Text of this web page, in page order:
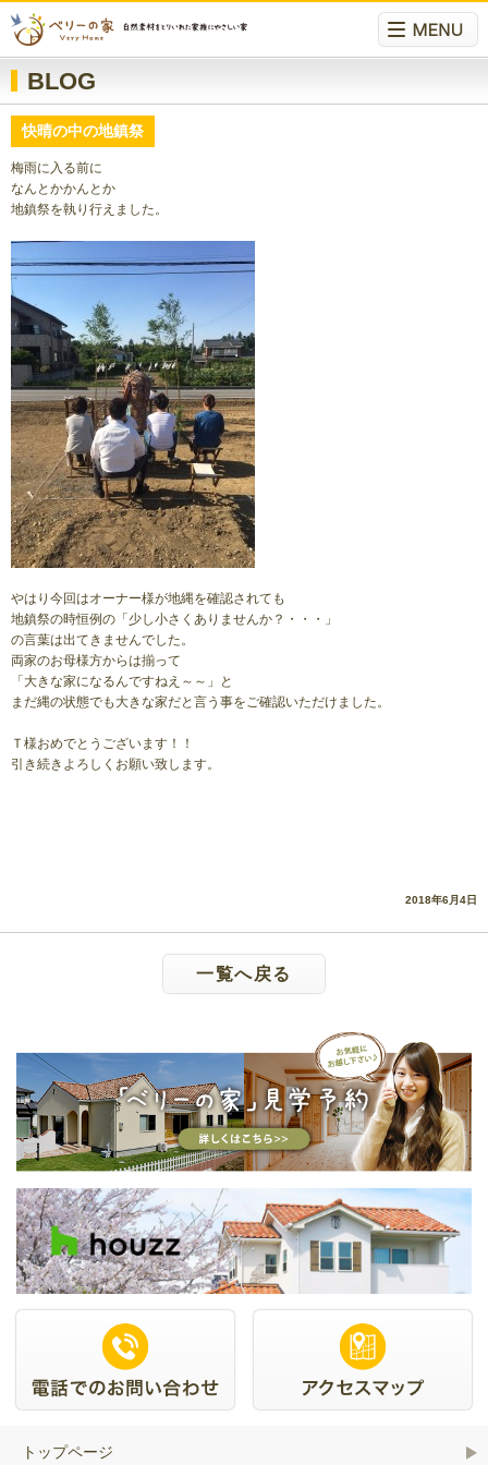
BLOG
快晴の中の地鎮祭
梅雨に入る前に
なんとかかんとか
地鎮祭を執り行えました。
やはり今回はオーナー様が地縄を確認されても
地鎮祭の時恒例の「少し小さくありませんか？・・・」
の言葉は出てきませんでした。
両家のお母様方からは揃って
「大きな家になるんですねえ～～」と
まだ縄の状態でも大きな家だと言う事をご確認いただけました。
Ｔ様おめでとうございます！！
引き続きよろしくお願い致します。
2018年6月4日
一覧へ戻る
トップページ